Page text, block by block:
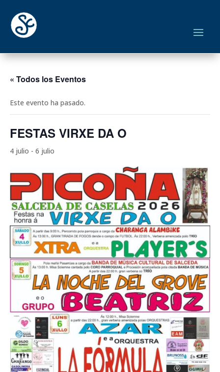
« Todos los Eventos
Este evento ha pasado.
FESTAS VIRXE DA O
4 julio - 6 julio